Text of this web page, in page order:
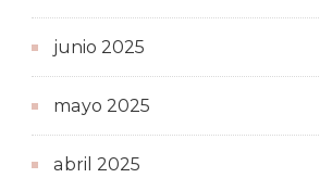
junio 2025
mayo 2025
abril 2025